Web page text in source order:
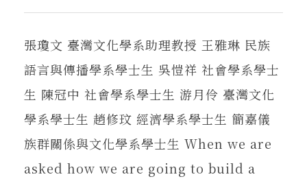
東華風景
張瓊文 臺灣文化學系助理教授 王雅琳 民族
語言與傳播學系學士生 吳愷祥 社會學系學士
生 陳冠中 社會學系學士生 游月伶 臺灣文化
學系學士生 趙修玟 經濟學系學士生 簡嘉儀
族群關係與文化學系學士生 When we are
asked how we are going to build a